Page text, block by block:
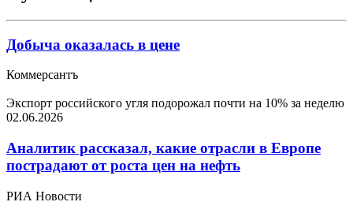
Добыча оказалась в цене
Коммерсантъ
Экспорт российского угля подорожал почти на 10% за неделю
02.06.2026
Аналитик рассказал, какие отрасли в Европе
пострадают от роста цен на нефть
РИА Новости